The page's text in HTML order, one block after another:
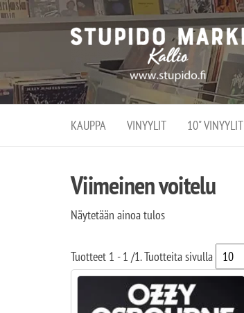
KAUPPA VINYYLIT 10" VINYYLIT
Viimeinen voitelu
Näytetään ainoa tulos
Tuotteet 1 - 1 /1. Tuotteita sivulla